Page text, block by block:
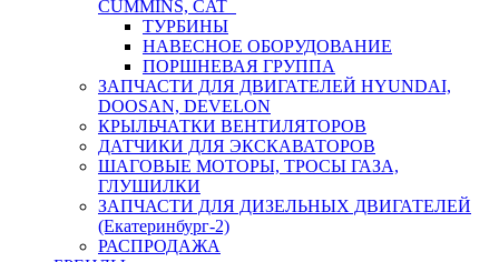
CUMMINS, CAT
ТУРБИНЫ
НАВЕСНОЕ ОБОРУДОВАНИЕ
ПОРШНЕВАЯ ГРУППА
ЗАПЧАСТИ ДЛЯ ДВИГАТЕЛЕЙ HYUNDAI,
DOOSAN, DEVELON
КРЫЛЬЧАТКИ ВЕНТИЛЯТОРОВ
ДАТЧИКИ ДЛЯ ЭКСКАВАТОРОВ
ШАГОВЫЕ МОТОРЫ, ТРОСЫ ГАЗА,
ГЛУШИЛКИ
ЗАПЧАСТИ ДЛЯ ДИЗЕЛЬНЫХ ДВИГАТЕЛЕЙ
(Екатеринбург-2)
РАСПРОДАЖА